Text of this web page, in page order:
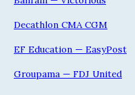
Decathlon CMA CGM
EF Education — EasyPost
Groupama — FDJ United